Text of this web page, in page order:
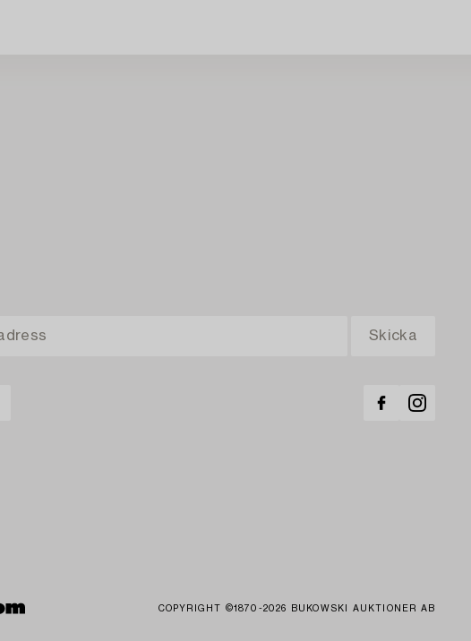
COPYRIGHT ©1870-2026 BUKOWSKI AUKTIONER AB